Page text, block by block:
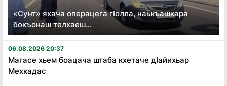
«Сунт» яхача операцега гӏолла, наькъашкара
бокъонаш телхаеш...
06.08.2026 20:37
Магасе хьем боацача штаба кхетаче дӏайихьар
Мехкадас